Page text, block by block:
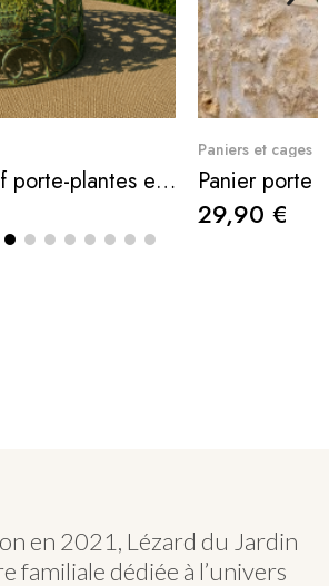
rapide
Arrosoir décoratif porte-plantes en métal – support de composition florale style jardin romantique
Paniers et cages
29,90 €
en 2021, Lézard du Jardin
familiale dédiée à l’univers